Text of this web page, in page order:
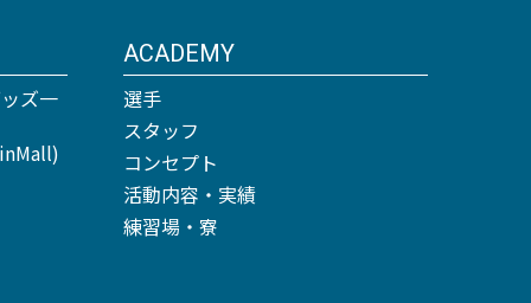
ズ一
ACADEMY
選手
スタッフ
コンセプト
活動内容・実績
練習場・寮